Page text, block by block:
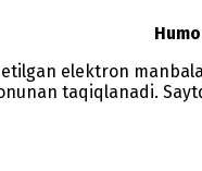
elektron
taqiqlanadi.